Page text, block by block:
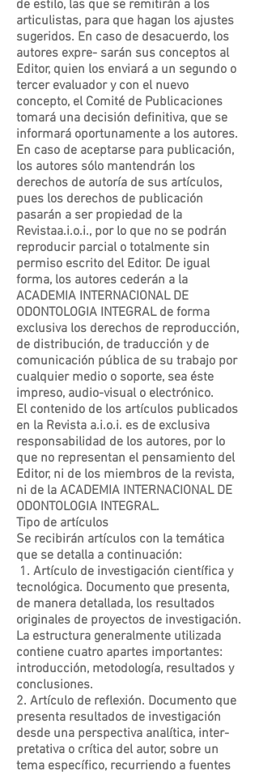
de estilo, las que se remitirán a los
articulistas, para que hagan los ajustes
sugeridos. En caso de desacuerdo, los
autores expre- sarán sus conceptos al
Editor, quien los enviará a un segundo o
tercer evaluador y con el nuevo
concepto, el Comité de Publicaciones
tomará una decisión definitiva, que se
informará oportunamente a los autores.
En caso de aceptarse para publicación,
los autores sólo mantendrán los
derechos de autoría de sus artículos,
pues los derechos de publicación
pasarán a ser propiedad de la
Revistaa.i.o.i., por lo que no se podrán
reproducir parcial o totalmente sin
permiso escrito del Editor. De igual
forma, los autores cederán a la
ACADEMIA INTERNACIONAL DE
ODONTOLOGIA INTEGRAL de forma
exclusiva los derechos de reproducción,
de distribución, de traducción y de
comunicación pública de su trabajo por
cualquier medio o soporte, sea éste
impreso, audio-visual o electrónico.
El contenido de los artículos publicados
en la Revista a.i.o.i. es de exclusiva
responsabilidad de los autores, por lo
que no representan el pensamiento del
Editor, ni de los miembros de la revista,
ni de la ACADEMIA INTERNACIONAL DE
ODONTOLOGIA INTEGRAL.
Tipo de artículos
Se recibirán artículos con la temática
que se detalla a continuación:
1. Artículo de investigación científica y
tecnológica. Documento que presenta,
de manera detallada, los resultados
originales de proyectos de investigación.
La estructura generalmente utilizada
contiene cuatro apartes importantes:
introducción, metodología, resultados y
conclusiones.
2. Artículo de reflexión. Documento que
presenta resultados de investigación
desde una perspectiva analítica, inter-
pretativa o crítica del autor, sobre un
tema específico, recurriendo a fuentes